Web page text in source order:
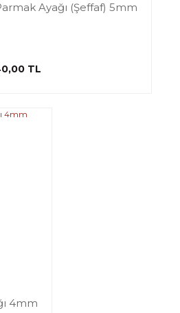
Ayağı (Şeffaf) 5mm
TL
4mm